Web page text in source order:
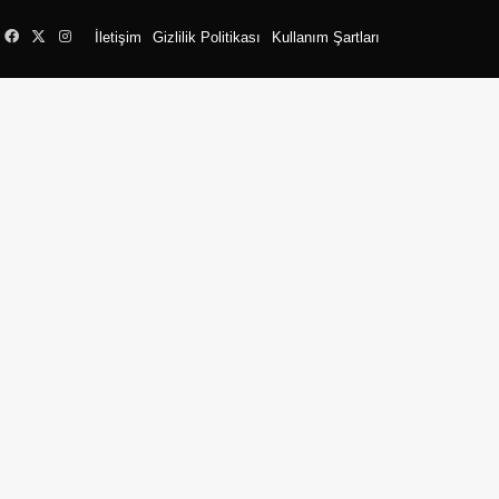
İletişim Gizlilik Politikası Kullanım Şartları
Facebook
X Instagram